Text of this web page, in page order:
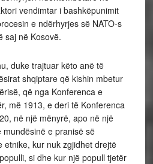
vendimtar i bashkëpunimit
e ndërhyrjes së NATO-s
saj në Kosovë.
duke trajtuar këto anë të
shqiptare që kishin mbetur
që nga Konferenca e
më 1913, e deri të Konferenca
në një mënyrë, apo në një
e pranisë së
etnike, kur nuk zgjidhet drejtë
si dhe kur një popull tjetër